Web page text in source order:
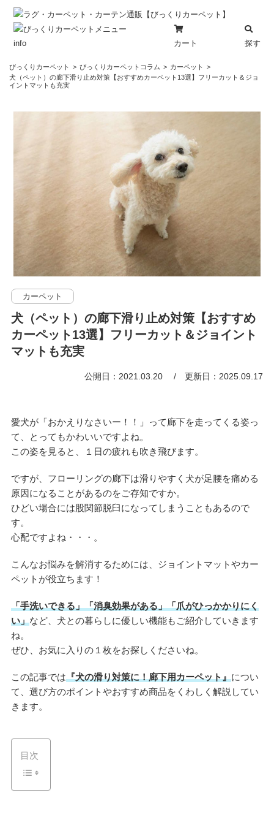
info カート 探す
びっくりカーペット びっくりカーペットコラム
カーペット
犬（ペット）の廊下滑り止め対策【おすすめカーペット13選】フリーカット＆ジョ
イントマットも充実
カーペット
犬（ペット）の廊下滑り止め対策【おすすめ
カーペット13選】フリーカット＆ジョイント
マットも充実
公開日：2021.03.20 更新日：2025.09.17
愛犬が「おかえりなさいー！！」って廊下を走ってくる姿っ
て、とってもかわいいですよね。
この姿を見ると、１日の疲れも吹き飛びます。
ですが、フローリングの廊下は滑りやすく犬が足腰を痛める
原因になることがあるのをご存知ですか。
ひどい場合には股関節脱臼になってしまうこともあるので
す。
心配ですよね・・・。
こんなお悩みを解消するためには、ジョイントマットやカー
ペットが役立ちます！
「手洗いできる」「消臭効果がある」「爪がひっかかりにく
い」など、犬との暮らしに優しい機能もご紹介していきます
ね。
ぜひ、お気に入りの１枚をお探しくださいね。
この記事では『犬の滑り対策に！廊下用カーペット』につい
て、選び方のポイントやおすすめ商品をくわしく解説してい
きます。
目次